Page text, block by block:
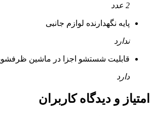
2 عدد
پایه نگهدارنده لوازم جانبی
ندارد
قابلیت شستشو اجزا در ماشین
دارد
امتیاز و دیدگاه کاربران